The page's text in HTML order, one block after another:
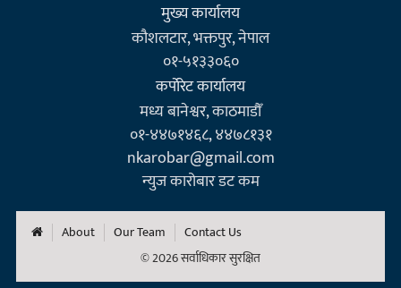
मुख्य कार्यालय
कौशलटार, भक्तपुर, नेपाल
०१-५१३३०६०
कर्पाेरेट कार्यालय
मध्य बानेश्वर, काठमाडौँ
०१-४४७१४६८, ४४७८१३१
nkarobar@gmail.com
न्युज कारोबार डट कम
About Our Team
Contact Us
© 2026 सर्वाधिकार सुरक्षित